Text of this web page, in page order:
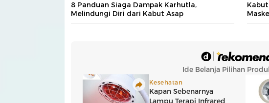
8 Panduan Siaga Dampak Karhutla,
Melindungi Diri dari Kabut Asap